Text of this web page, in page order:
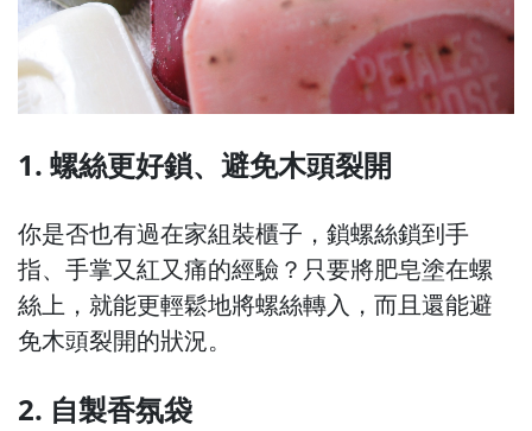
1. 螺絲更好鎖、避免木頭裂開
你是否也有過在家組裝櫃子，鎖螺絲鎖到手
指、手掌又紅又痛的經驗？只要將肥皂塗在螺
絲上，就能更輕鬆地將螺絲轉入，而且還能避
免木頭裂開的狀況。
2. 自製香氛袋